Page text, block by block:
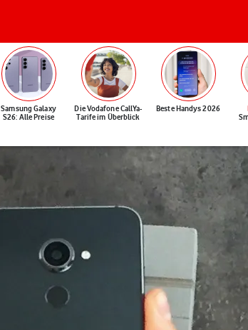
Samsung Galaxy
S26: Alle Preise
Die Vodafone CallYa-
Tarife im Überblick
Beste Handys 2026